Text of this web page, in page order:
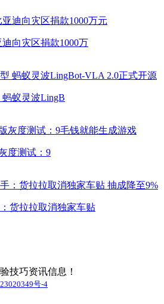
向灾区捐款1000万
蚁灵波LingB
度测试：9
货拉拉取消独家车贴
技巧资讯信息！
号-4